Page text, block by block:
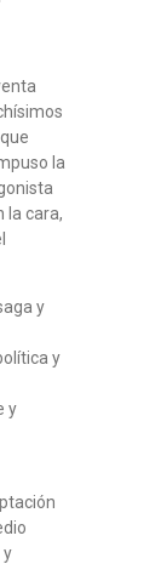
la
la cara,
y
y
y
y